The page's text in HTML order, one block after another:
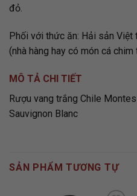
đỏ.
Phối với thức ăn: Hải sản Việt
(nhà hàng hay có món cá
MÔ TẢ CHI TIẾT
Rượu vang trắng Chile
Sauvignon Blanc
SẢN PHẨM TƯƠNG TỰ